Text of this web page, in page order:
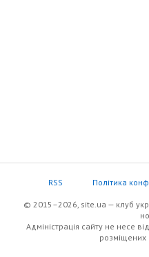
RSS Політика
© 2015–2026, site.ua — клуб
Адміністрація сайту не несе
розміщених